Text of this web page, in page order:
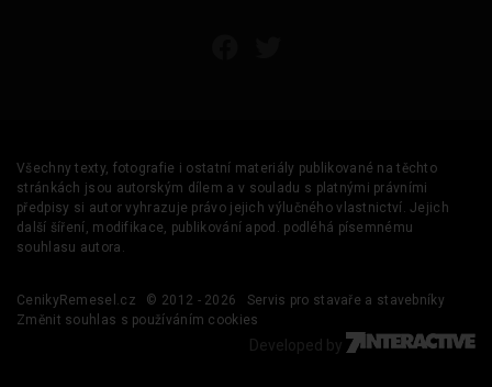
Všechny texty, fotografie i ostatní materiály publikované na těchto
stránkách jsou autorským dílem a v souladu s platnými právními
předpisy si autor vyhrazuje právo jejich výlučného vlastnictví. Jejich
další šíření, modifikace, publikování apod. podléhá písemnému
souhlasu autora.
CenikyRemesel.cz © 2012 - 2026
Servis pro stavaře a stavebníky
Změnit souhlas s používáním cookies
Developed by